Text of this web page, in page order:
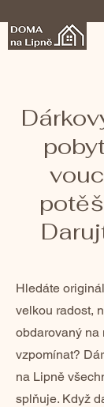
Hledáte
velkou radost,
obdarovaný na
vzpomínat?
na Lipně
splňuje. Když